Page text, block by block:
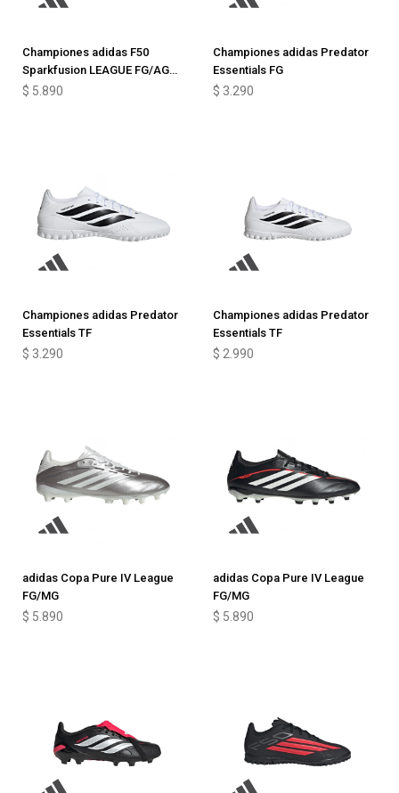
Championes adidas F50
Sparkfusion LEAGUE FG/AG
Junior
$ 5.890
Championes adidas Predator
Essentials FG
$ 3.290
Championes adidas Predator
Essentials TF
$ 3.290
Championes adidas Predator
Essentials TF
$ 2.990
adidas Copa Pure IV League
FG/MG
$ 5.890
adidas Copa Pure IV League
FG/MG
$ 5.890